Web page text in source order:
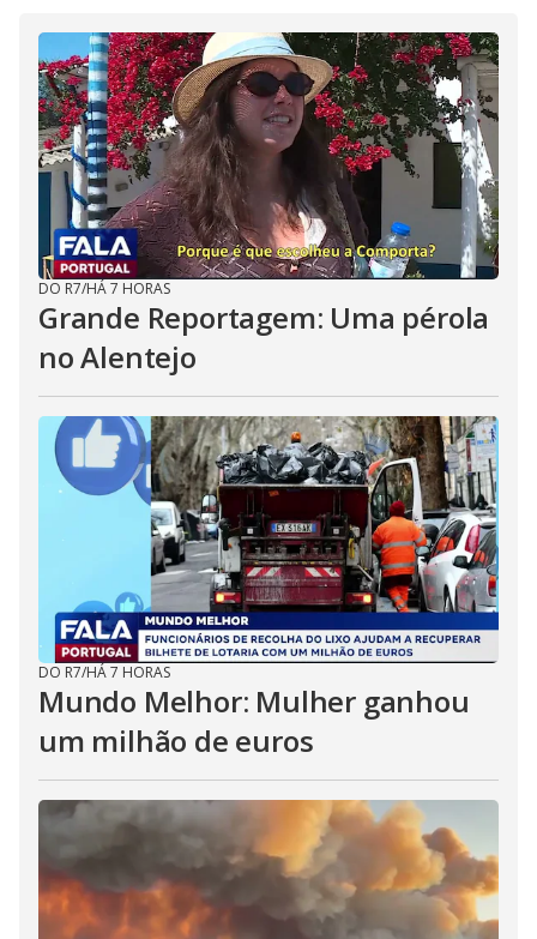
DO R7/HÁ 7 HORAS
Grande Reportagem: Uma pérola
no Alentejo
DO R7/HÁ 7 HORAS
Mundo Melhor: Mulher ganhou
um milhão de euros